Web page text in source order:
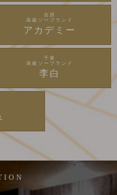
吉原
高級ソープランド
アカデミー
千葉
高級ソープランド
李白